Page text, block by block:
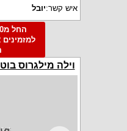
איש קשר:יובל
וילה מילגרוס